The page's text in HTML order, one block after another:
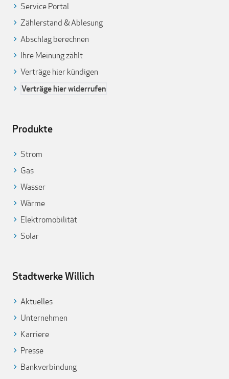
Service Portal
Zählerstand & Ablesung
Abschlag berechnen
Ihre Meinung zählt
Verträge hier kündigen
Verträge hier widerrufen
Produkte
Strom
Gas
Wasser
Wärme
Elektromobilität
Solar
Stadtwerke Willich
Aktuelles
Unternehmen
Karriere
Presse
Bankverbindung